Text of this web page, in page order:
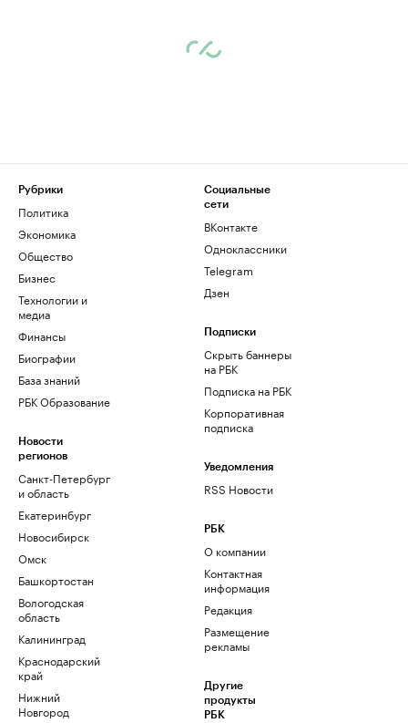
Рубрики
Политика
Экономика
Общество
Бизнес
Технологии и
медиа
Финансы
Биографии
База знаний
РБК Образование
Новости
регионов
Санкт-Петербург
и область
Екатеринбург
Новосибирск
Омск
Башкортостан
Вологодская
область
Калининград
Краснодарский
край
Нижний
Новгород
Социальные
сети
ВКонтакте
Одноклассники
Telegram
Дзен
Подписки
Скрыть баннеры
на РБК
Подписка на РБК
Корпоративная
подписка
Уведомления
RSS Новости
РБК
О компании
Контактная
информация
Редакция
Размещение
рекламы
Другие
продукты
РБК